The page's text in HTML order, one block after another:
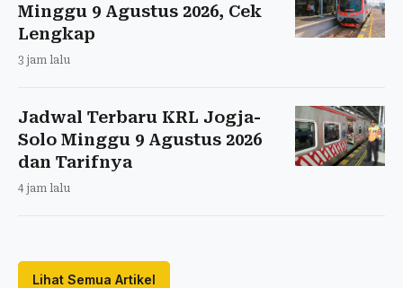
Minggu 9 Agustus 2026, Cek
Lengkap
3 jam lalu
Jadwal Terbaru KRL Jogja-
Solo Minggu 9 Agustus 2026
dan Tarifnya
4 jam lalu
Lihat Semua Artikel